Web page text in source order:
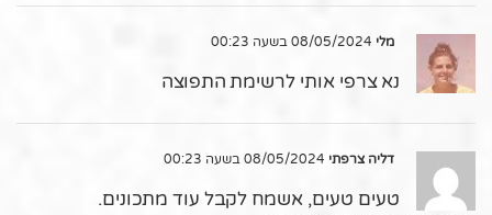
מלי
נא צרפי אותי לרשימת התפוצה
דליה צרפתי
טעים טעים, אשמח לקבל עוד מתכונים.